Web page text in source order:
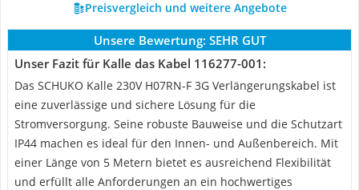
Preisvergleich und weitere Angebote
Unsere Bewertung: SEHR GUT
Unser Fazit für Kalle das Kabel 116277-001:
Das SCHUKO Kalle 230V H07RN-F 3G Verlängerungskabel ist
eine zuverlässige und sichere Lösung für die
Stromversorgung. Seine robuste Bauweise und die Schutzart
IP44 machen es ideal für den Innen- und Außenbereich. Mit
einer Länge von 5 Metern bietet es ausreichend Flexibilität
und erfüllt alle Anforderungen an ein hochwertiges